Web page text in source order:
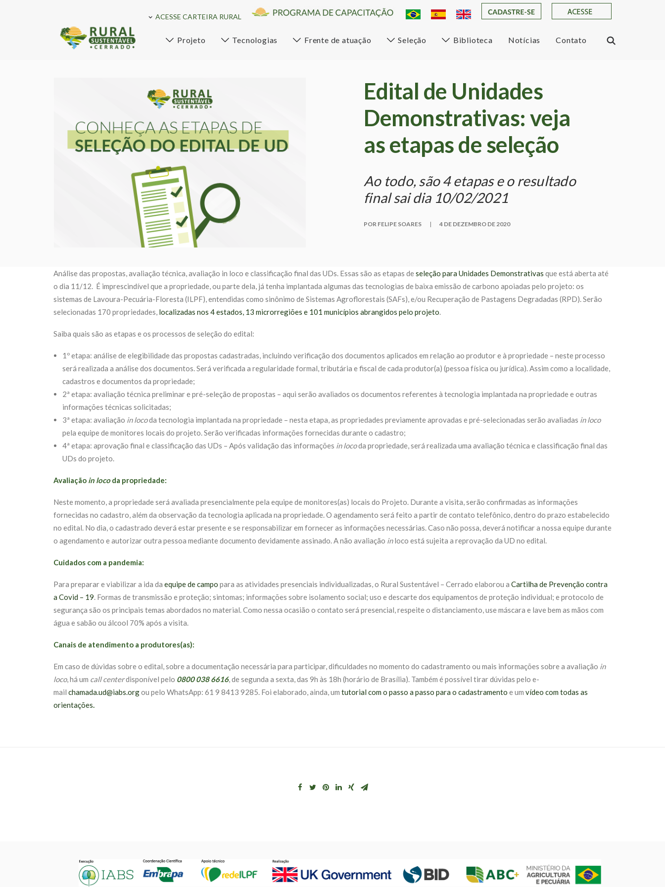
ACESSE CARTEIRA RURAL
Projeto Tecnologias Frente de atuação Seleção Biblioteca Notícias Contato
Edital de Unidades
Demonstrativas: veja
as etapas de seleção
Ao todo, são 4 etapas e o resultado
final sai dia 10/02/2021
POR FELIPE SOARES | 4 DE DEZEMBRO DE 2020
Análise das propostas, avaliação técnica, avaliação in loco e classificação final das UDs. Essas são as etapas deseleção para Unidades Demonstrativas que está aberta até
o dia 11/12. É imprescindível que a propriedade, ou parte dela, já tenha implantada algumas das tecnologias de baixa emissão de carbono apoiadas pelo projeto: os
sistemas de Lavoura-Pecuária-Floresta (ILPF), entendidas como sinônimo de Sistemas Agroflorestais (SAFs), e/ou Recuperação de Pastagens Degradadas (RPD). Serão
selecionadas 170 propriedades, localizadas nos 4 estados, 13 microrregiões e 101 municípios abrangidos pelo projeto.
Saiba quais são as etapas e os processos de seleção do edital:
1º etapa: análise de elegibilidade das propostas cadastradas, incluindo verificação dos documentos aplicados em relação ao produtor e à propriedade – neste processo
será realizada a análise dos documentos. Será verificada a regularidade formal, tributária e fiscal de cada produtor(a) (pessoa física ou jurídica). Assim como a localidade,
cadastros e documentos da propriedade;
2ª etapa: avaliação técnica preliminar e pré-seleção de propostas – aqui serão avaliados os documentos referentes à tecnologia implantada na propriedade e outras
informações técnicas solicitadas;
3ª etapa: avaliação in locoda tecnologia implantada na propriedade – nesta etapa, as propriedades previamente aprovadas e pré-selecionadas serão avaliadas in loco
pela equipe de monitores locais do projeto. Serão verificadas informações fornecidas durante o cadastro;
4ª etapa: aprovação final e classificação das UDs – Após validação das informações in locoda propriedade, será realizada uma avaliação técnica e classificação final das
UDs do projeto.
Avaliação in locoda propriedade:
Neste momento, a propriedade será avaliada presencialmente pela equipe de monitores(as) locais do Projeto. Durante a visita, serão confirmadas as informações
fornecidas no cadastro, além da observação da tecnologia aplicada na propriedade. O agendamento será feito a partir de contato telefônico, dentro do prazo estabelecido
no edital. No dia, o cadastrado deverá estar presente e se responsabilizar em fornecer as informações necessárias. Caso não possa, deverá notificar a nossa equipe durante
o agendamento e autorizar outra pessoa mediante documento devidamente assinado. A não avaliação inloco está sujeita a reprovação da UD no edital.
Cuidados com a pandemia:
Para preparar e viabilizar a ida da equipe de campo para as atividades presenciais individualizadas, o Rural Sustentável – Cerrado elaborou a Cartilha de Prevenção contra
a Covid – 19. Formas de transmissão e proteção; sintomas; informações sobre isolamento social; uso e descarte dos equipamentos de proteção individual; e protocolo de
segurança são os principais temas abordados no material. Como nessa ocasião o contato será presencial, respeite o distanciamento, use máscara e lave bem as mãos com
água e sabão ou álcool 70% após a visita.
Canais de atendimento a produtores(as):
Em caso de dúvidas sobre o edital, sobre a documentação necessária para participar, dificuldades no momento do cadastramento ou mais informações sobre a avaliação in
loco, há um call centerdisponível pelo 0800 038 6616, de segunda a sexta, das 9h às 18h (horário de Brasília). Também é possível tirar dúvidas pelo e-
mail chamada.ud@iabs.orgou pelo WhatsApp: 61 9 8413 9285. Foi elaborado, ainda, um tutorial com o passo a passo para o cadastramento e um vídeo com todas as
orientações.